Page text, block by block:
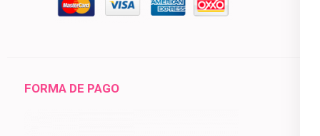
FORMA DE PAGO